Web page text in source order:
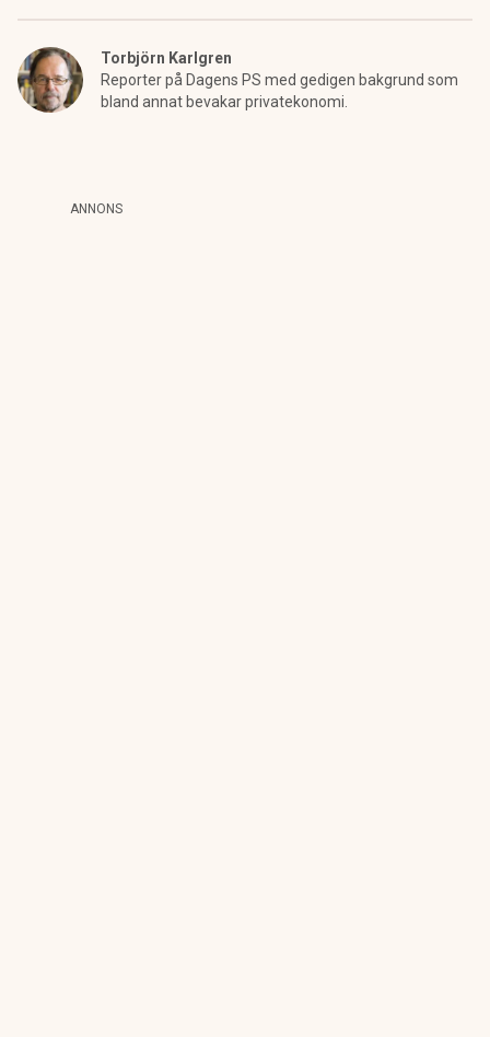
Torbjörn Karlgren
Reporter på Dagens PS med gedigen bakgrund som
bland annat bevakar privatekonomi.
ANNONS